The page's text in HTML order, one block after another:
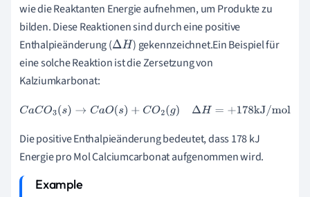
wie die Reaktanten Energie aufnehmen, um Produkte zu
bilden. Diese Reaktionen sind durch eine positive
Enthalpieänderung (ΔH ) gekennzeichnet.Ein Beispiel für
eine solche Reaktion ist die Zersetzung von
Kalziumkarbonat:
Ca CO 3(s)→CaO (s) +CO2(g)Δ =+178kJ/mol
Die positive Enthalpieänderung bedeutet, dass 178 kJ
Energie pro Mol Calciumcarbonat aufgenommen wird.